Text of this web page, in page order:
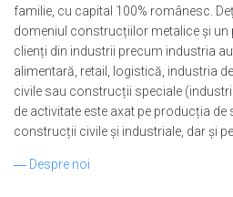
familie, cu capital 100% românesc.
domeniul construcțiilor metalice și un
clienți din industrii precum industria
alimentară, retail, logistică, industria
civile sau construcții speciale
de activitate este axat pe producția
construcții civile și industriale, dar și
― Despre noi